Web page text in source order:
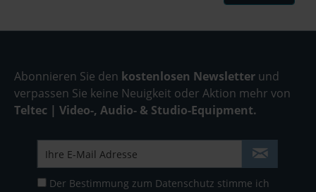
Abonnieren Sie den kostenlosen Newsletter und
verpassen Sie keine Neuigkeit oder Aktion mehr von
Teltec | Video-, Audio- & Studio-Equipment.
Der Bestimmung zum Datenschutz stimme ich